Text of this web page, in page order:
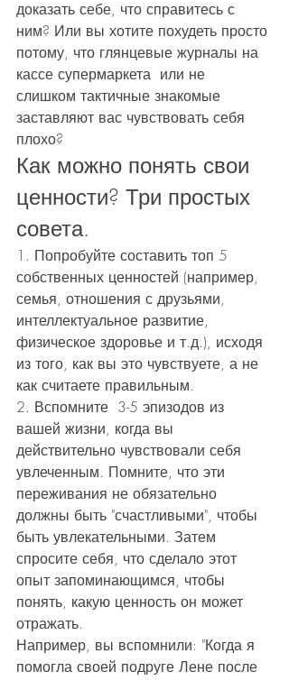
доказать себе, что справитесь с
ним? Или вы хотите похудеть просто
потому, что глянцевые журналы на
кассе супермаркета  или не
слишком тактичные знакомые
заставляют вас чувствовать себя
плохо?
Как можно понять свои
ценности? Три простых
совета.
1. Попробуйте составить топ 5
собственных ценностей (например,
семья, отношения с друзьями,
интеллектуальное развитие,
физическое здоровье и т.д.), исходя
из того, как вы это чувствуете, а не
как считаете правильным.
2. Вспомните  3-5 эпизодов из
вашей жизни, когда вы
действительно чувствовали себя
увлеченным. Помните, что эти
переживания не обязательно
должны быть "счастливыми", чтобы
быть увлекательными. Затем
спросите себя, что сделало этот
опыт запоминающимся, чтобы
понять, какую ценность он может
отражать.
Например, вы вспомнили: "Когда я
помогла своей подруге Лене после